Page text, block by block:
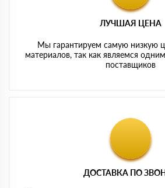
ЛУЧШАЯ ЦЕНА
Мы гарантируем самую низкую
материалов, так как являемся
поставщиков
ДОСТАВКА ПО